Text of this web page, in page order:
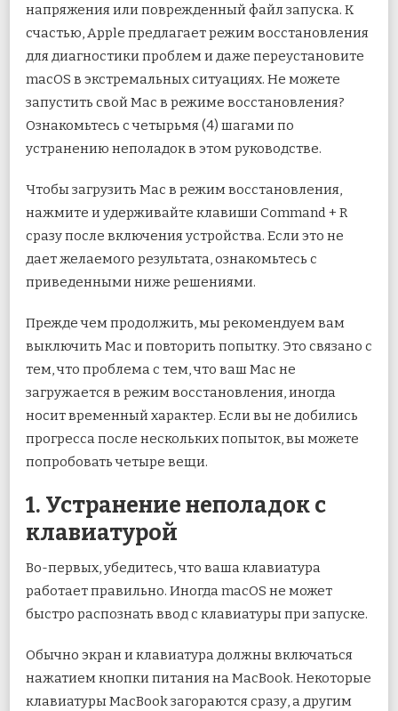
MAC,
ЗАГРУЖАЮЩЕГОСЯ
В
ВОССТАНОВЛЕНИЯ
напряжения или поврежденный файл запуска. К
счастью, Apple предлагает режим восстановления
для диагностики проблем и даже переустановите
macOS в экстремальных ситуациях. Не можете
запустить свой Mac в режиме восстановления?
Ознакомьтесь с четырьмя (4) шагами по
устранению неполадок в этом руководстве.
Чтобы загрузить Mac в режим восстановления,
нажмите и удерживайте клавиши Command + R
сразу после включения устройства. Если это не
дает желаемого результата, ознакомьтесь с
приведенными ниже решениями.
Прежде чем продолжить, мы рекомендуем вам
выключить Mac и повторить попытку. Это связано с
тем, что проблема с тем, что ваш Mac не
загружается в режим восстановления, иногда
носит временный характер. Если вы не добились
прогресса после нескольких попыток, вы можете
попробовать четыре вещи.
1. Устранение неполадок с
клавиатурой
Во-первых, убедитесь, что ваша клавиатура
работает правильно. Иногда macOS не может
быстро распознать ввод с клавиатуры при запуске.
Обычно экран и клавиатура должны включаться
нажатием кнопки питания на MacBook. Некоторые
клавиатуры MacBook загораются сразу, а другим